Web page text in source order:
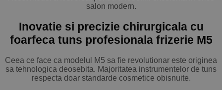
salon modern.
Inovatie si precizie chirurgicala cu
foarfeca tuns profesionala frizerie M5
Ceea ce face ca modelul M5 sa fie revolutionar este originea
sa tehnologica deosebita. Majoritatea instrumentelor de tuns
respecta doar standarde cosmetice obisnuite.